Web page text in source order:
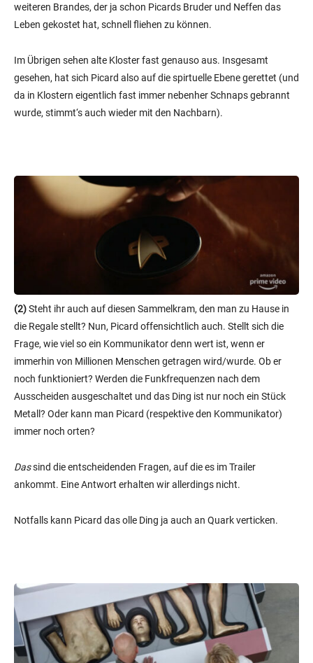
weiteren Brandes, der ja schon Picards Bruder und Neffen das
Leben gekostet hat, schnell fliehen zu können.
Im Übrigen sehen alte Kloster fast genauso aus. Insgesamt
gesehen, hat sich Picard also auf die spirtuelle Ebene gerettet (und
da in Klostern eigentlich fast immer nebenher Schnaps gebrannt
wurde, stimmt‘s auch wieder mit den Nachbarn).
(2)Steht ihr auch auf diesen Sammelkram, den man zu Hause in
die Regale stellt? Nun, Picard offensichtlich auch. Stellt sich die
Frage, wie viel so ein Kommunikator denn wert ist, wenn er
immerhin von Millionen Menschen getragen wird/wurde. Ob er
noch funktioniert? Werden die Funkfrequenzen nach dem
Ausscheiden ausgeschaltet und das Ding ist nur noch ein Stück
Metall? Oder kann man Picard (respektive den Kommunikator)
immer noch orten?
Dassind die entscheidenden Fragen, auf die es im Trailer
ankommt. Eine Antwort erhalten wir allerdings nicht.
Notfalls kann Picard das olle Ding ja auch an Quark verticken.